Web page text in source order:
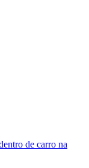
de carro na